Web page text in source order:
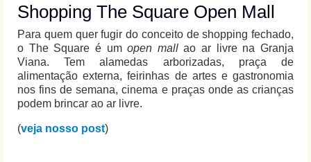
Shopping The Square Open Mall
Para quem quer fugir do conceito de shopping fechado,
o The Square é umopen mallao ar livre na Granja
Viana. Tem alamedas arborizadas, praça de
alimentação externa, feirinhas de artes e gastronomia
nos fins de semana, cinema e praças onde as crianças
podem brincar ao ar livre.
(veja nosso post)